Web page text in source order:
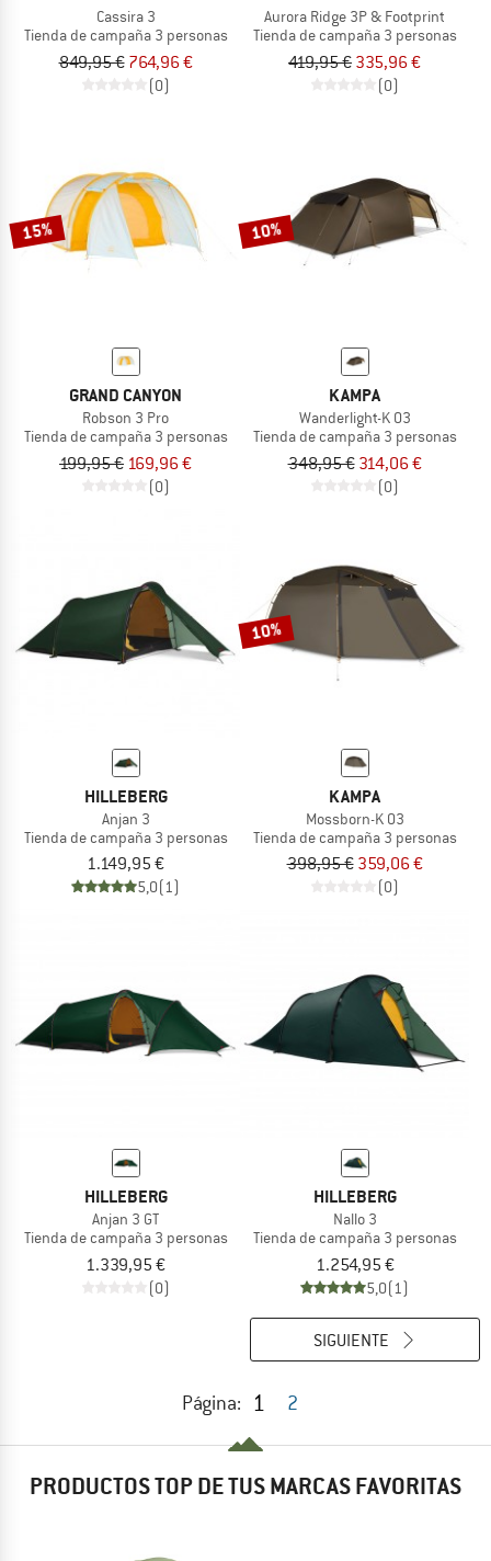
Cassira 3
Tienda de campaña 3 personas
849,95 € 764,96 €
(0)
Aurora Ridge 3P & Footprint
Tienda de campaña 3 personas
419,95 € 335,96 €
(0)
15%
GRAND CANYON
Robson 3 Pro
Tienda de campaña 3 personas
199,95 € 169,96 €
(0)
10%
KAMPA
Wanderlight-K 03
Tienda de campaña 3 personas
348,95 € 314,06 €
(0)
HILLEBERG
Anjan 3
Tienda de campaña 3 personas
1.149,95 €
5,0(1)
10%
KAMPA
Mossborn-K 03
Tienda de campaña 3 personas
398,95 € 359,06 €
(0)
HILLEBERG
Anjan 3 GT
Tienda de campaña 3 personas
1.339,95 €
(0)
HILLEBERG
Nallo 3
Tienda de campaña 3 personas
1.254,95 €
5,0(1)
Página: 1 2
SIGUIENTE
PRODUCTOS TOP DE TUS MARCAS FAVORITAS